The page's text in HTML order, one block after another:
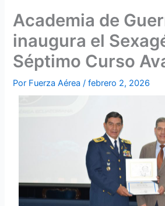
Academia de
inaugura el
Séptimo Curso
Por Fuerza Aérea/febrero 2, 2026